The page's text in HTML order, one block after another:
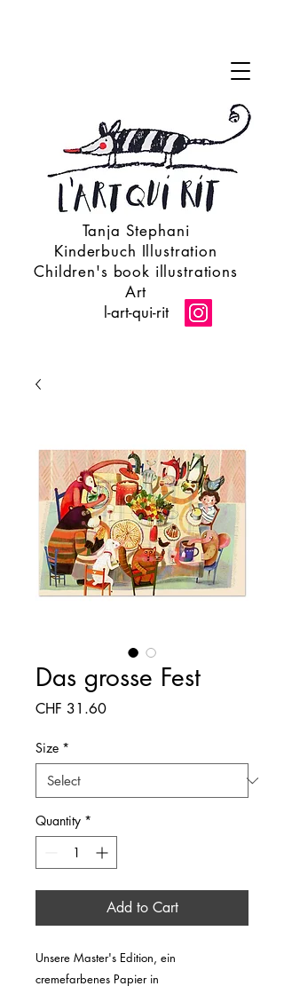
Tanja Stephani
Kinderbuch Illustration
Children's book illustrations
Art
l-art-qui-rit
Das grosse Fest
CHF 31.60Price
Size *
Quantity *
Add to Cart
Unsere Master's Edition, ein
cremefarbenes Papier in